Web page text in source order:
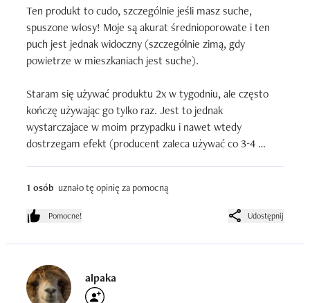
Ten produkt to cudo, szczególnie jeśli masz suche,
spuszone włosy! Moje są akurat średnioporowate i ten
puch jest jednak widoczny (szczególnie zimą, gdy
powietrze w mieszkaniach jest suche).
Staram się używać produktu 2x w tygodniu, ale często
kończę używając go tylko raz. Jest to jednak
wystarczajace w moim przypadku i nawet wtedy
dostrzegam efekt (producent zaleca używać co 3-4
razem są one tylko lepsze.
Płukankę używa się szybko, bo trzyma się ją zaledwie 10
sekund. Do tego jest bardzo wydajna!
Ma śliczny zapach, który lekko utrzymuje się na włosach.
Czuć smoczy owoc o którym mówi producent. Zapach
1 osób uznało tę opinię za pomocną
Pomocne! Udostępnij
alpaka